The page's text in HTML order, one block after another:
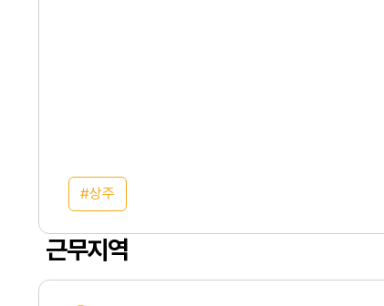
상주
근무지역